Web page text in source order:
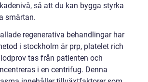
så att du kan bygga styrka
smärtan.
regenerativa behandlingar har
i stockholm är prp, platelet rich
tas från patienten och
i en centrifug. Denna